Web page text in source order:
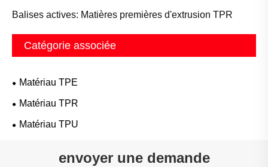
Balises actives: Matières premières d'extrusion TPR
Catégorie associée
Matériau TPE
Matériau TPR
Matériau TPU
envoyer une demande